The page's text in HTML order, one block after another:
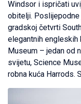
Windsor i ispričati
obitelji.
gradskoj četvrti
elegantnih engleskih
Museum – jedan od
svijetu, Science
robna kuća Harrods.